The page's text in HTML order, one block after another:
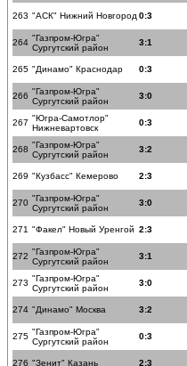
263 "АСК" Нижний Новгород 0:3
264 "Газпром-Югра"
Сургутский район
3:1
265 "Динамо" Краснодар 0:3
266 "Газпром-Югра"
Сургутский район
3:0
267 "Югра-Самотлор"
Нижневартовск
0:3
268 "Газпром-Югра"
Сургутский район
3:2
269 "Кузбасс" Кемерово 2:3
270 "Газпром-Югра"
Сургутский район
3:0
271 "Факел" Новый Уренгой 2:3
272 "Газпром-Югра"
Сургутский район
3:1
273 "Газпром-Югра"
Сургутский район
3:0
274 "Динамо" Москва 3:2
275 "Газпром-Югра"
Сургутский район
0:3
276 "Зенит" Казань 2:3